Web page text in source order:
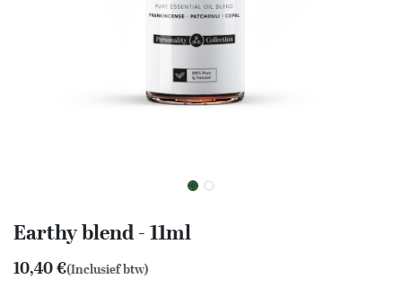
Earthy blend - 11ml
10,40€(Inclusief btw)